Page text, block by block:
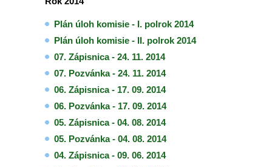
Plán úloh komisie - I. polrok 2014
Plán úloh komisie - II. polrok 2014
07. Zápisnica - 24. 11. 2014
07. Pozvánka - 24. 11. 2014
06. Zápisnica - 17. 09. 2014
06. Pozvánka - 17. 09. 2014
05. Zápisnica - 04. 08. 2014
05. Pozvánka - 04. 08. 2014
04. Zápisnica - 09. 06. 2014